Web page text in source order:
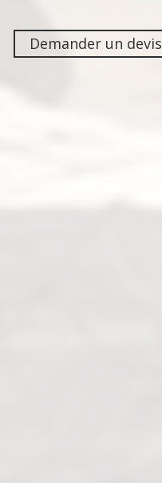
Demander un devis